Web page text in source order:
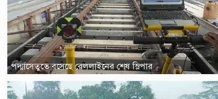
পদ্মাসেতুতে বসেছে রেললাইনের শেষ স্লিপার